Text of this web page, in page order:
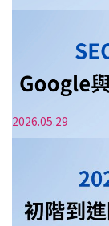
SEO主題權
AI-SEO長尾
2026.05.29